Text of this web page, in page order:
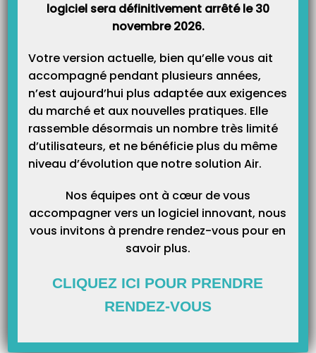
Catégorieslogiciel sera définitivement arrêté le 30
novembre 2026.
Votre version actuelle, bien qu’elle vous ait
accompagné pendant plusieurs années,
n’est aujourd’hui plus adaptée aux exigences
du marché et aux nouvelles pratiques. Elle
rassemble désormais un nombre très limité
d’utilisateurs, et ne bénéficie plus du même
niveau d’évolution que notre solution Air.
Nos équipes ont à cœur de vous
accompagner vers un logiciel innovant, nous
vous invitons à prendre rendez-vous pour en
savoir plus.
CLIQUEZ ICI POUR PRENDRE
RENDEZ-VOUS